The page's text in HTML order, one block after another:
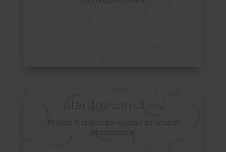
Mental sundhed
Få hjælp til at sikre den mentale sundhed på
arbejdspladsen.